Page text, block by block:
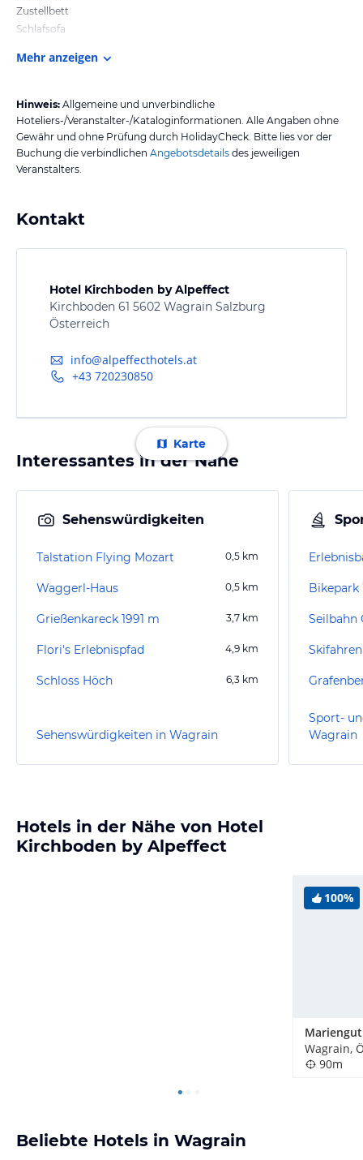
Zustellbett
Schlafsofa
Mehr anzeigen
Hinweis: Allgemeine und unverbindliche
Hoteliers-/Veranstalter-/Kataloginformationen. Alle Angaben ohne
Gewähr und ohne Prüfung durch HolidayCheck. Bitte lies vor der
Buchung die verbindlichen Angebotsdetails des jeweiligen
Veranstalters.
Kontakt
Hotel Kirchboden by Alpeffect
Kirchboden 61 5602 Wagrain Salzburg
Österreich
info@alpeffecthotels.at
+43 720230850
Karte
Interessantes in der Nähe
Sehenswürdigkeiten
Talstation Flying Mozart 0,5 km
Waggerl-Haus 0,5 km
Grießenkareck 1991 m 3,7 km
Flori's Erlebnispfad 4,9 km
Schloss Höch 6,3 km
Sehenswürdigkeiten in Wagrain
Bikepark
Seilbahn
Skifahren
Sport-
Wagrain
Hotels in der Nähe von Hotel
Kirchboden by Alpeffect
100%
Wagrain,
90m
Beliebte Hotels in Wagrain